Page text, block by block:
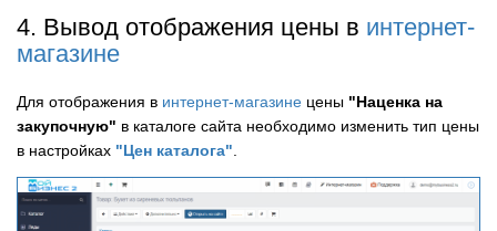
4. Вывод отображения цены в интернет-
магазине
Для отображения в интернет-магазине цены "Наценка на
закупочную" в каталоге сайта необходимо изменить тип цены
в настройках "Цен каталога"